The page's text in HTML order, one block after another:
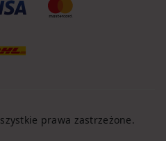
prawa zastrzeżone.